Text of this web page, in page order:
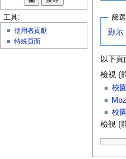
篩選
顯示
以下頁
檢視 (
校
校
檢視 (
工具:
使用者貢獻
特殊頁面